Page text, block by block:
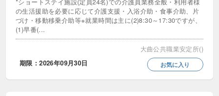
週3日からOK 週休2日制 週休3日制
応募要件
UIJターン歓迎
*ショートステイ施設(定員24名)での介護員業務全般・利用者様
の生活援助を必要に応じて介護支援・入浴介助・食事介助、片
づけ・移動移乗介助等※就業時間は主に(2)8:30～17:30ですが、
(1)早番(...
大曲公共職業安定所()
期限：2026年09月30日
お気に入り